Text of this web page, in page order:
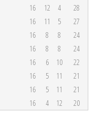
16 12 4
28
16 11 5
27
16 8 8
24
16 8 8
24
16 6 10
22
16 5 11
21
16 5 11
21
16 4 12 20